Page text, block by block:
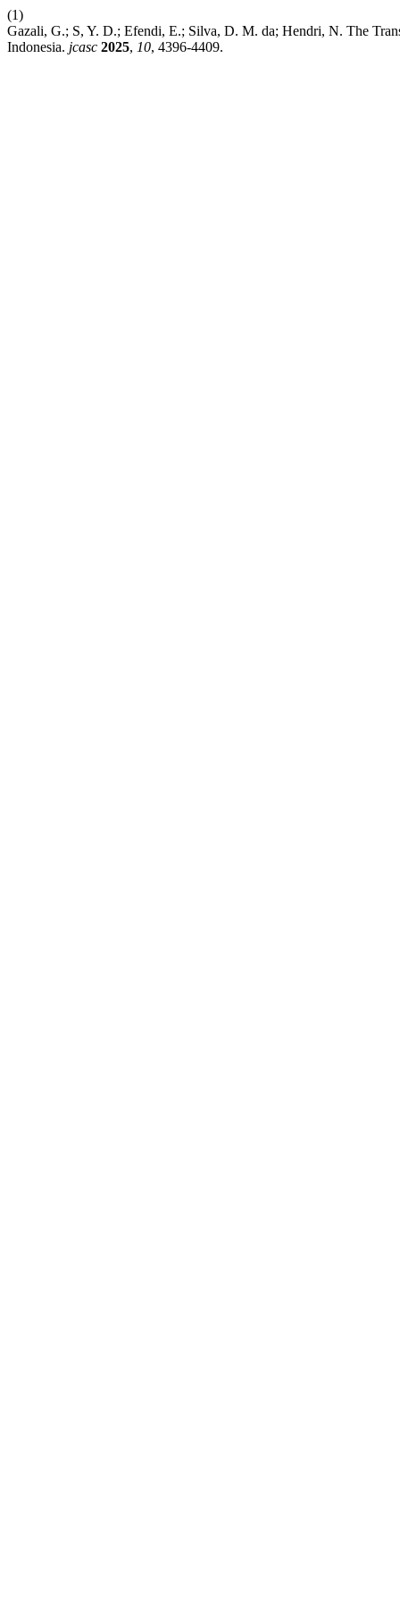
(1)
Gazali, G.; S, Y. D.; Efendi, E.; Silva, D. M. da; Hendri, N. The
Indonesia. jcasc 2025, 10, 4396-4409.